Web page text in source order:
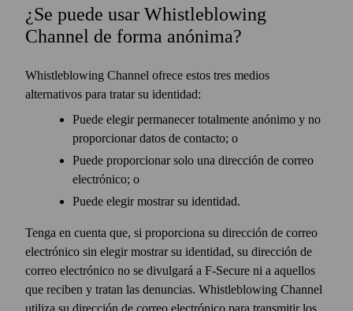
¿Se puede usar Whistleblowing
Channel de forma anónima?
Whistleblowing Channel ofrece estos tres medios
alternativos para tratar su identidad:
Puede elegir permanecer totalmente anónimo y no
proporcionar datos de contacto; o
Puede proporcionar solo una dirección de correo
electrónico; o
Puede elegir mostrar su identidad.
Tenga en cuenta que, si proporciona su dirección de correo
electrónico sin elegir mostrar su identidad, su dirección de
correo electrónico no se divulgará a F‑Secure ni a aquellos
que reciben y tratan las denuncias. Whistleblowing Channel
utiliza su dirección de correo electrónico para transmitir los